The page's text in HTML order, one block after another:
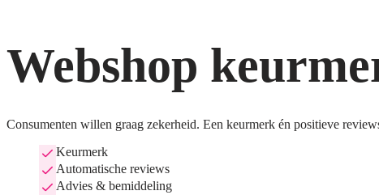
Webshop
Consumenten willen graag zekerheid. Een keurmerk én positieve
Keurmerk
Automatische reviews
Advies & bemiddeling